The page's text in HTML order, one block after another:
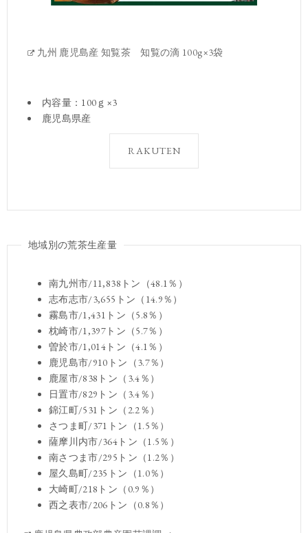
九州 鹿児島産 知覧茶 知覧の滴 100g×3袋
内容量：100ｇ×3
鹿児島県産
RAKUTEN
地域別の荒茶生産量
南九州市/11,838トン（48.1％）
志布志市/3,655トン（14.9％）
霧島市/1,431トン（5.8％）
枕崎市/1,397トン（5.7％）
曽於市/1,014トン（4.1％）
鹿児島市/910トン（3.7％）
鹿屋市/838トン（3.4％）
日置市/829トン（3.4％）
錦江町/531トン（2.2％）
さつま町/371トン（1.5％）
薩摩川内市/364トン（1.5％）
南さつま市/295トン（1.2％）
屋久島町/235トン（1.0％）
大崎町/218トン（0.9％）
西之表市/206トン（0.8％）